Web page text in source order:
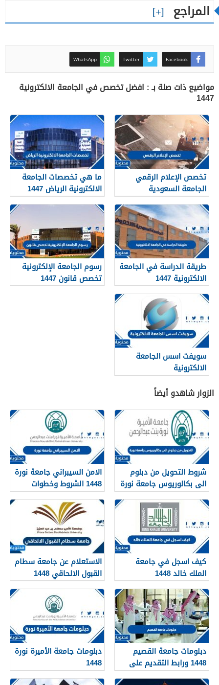
المراجع
Facebook
Twitter
WhatsApp
مواضيع ذات صلة بـ : افضل تخصص في الجامعة الالكترونية
1447
تخصص الإعلام الرقمي
الجامعة السعودية
الإلكترونية 1448
ما هي تخصصات الجامعة
الالكترونية الرياض 1447
طريقة الدراسة في الجامعة
الالكترونية 1447
رسوم الجامعة الإلكترونية
تخصص قانون 1447
سويفت اسس الجامعة
الالكترونية
الزوار شاهدو أيضاً
شروط التحويل من دبلوم
الى بكالوريوس جامعة نورة
1448
الامن السيبراني جامعة نورة
1448 الشروط وخطوات
التقديم
كيف اسجل في جامعة
الملك خالد 1448
الاستعلام عن جامعة سطام
القبول الالحاقي 1448
دبلومات جامعة القصيم
1448 ورابط التقديم على
دبلومات جامعة القصيم
دبلومات جامعة الأميرة نورة
1448